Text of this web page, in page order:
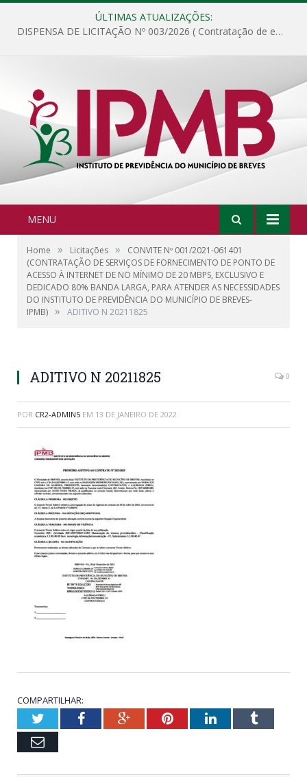
ÚLTIMAS ATUALIZAÇÕES:
DISPENSA DE LICITAÇÃO Nº 003/2026 ( Contratação de empresa para fornecimento de gêneros alimentícios não perecíveis, materiais de expediente, descartáveis, copa e cozinha, para análise e posterior publicação.)
MENU
Home » Licitações »
CONVITE Nº 001/2021-061401
(CONTRATAÇÃO DE SERVIÇOS DE FORNECIMENTO DE PONTO DE
ACESSO À INTERNET DE NO MÍNIMO DE 20 MBPS, EXCLUSIVO E
DEDICADO 80% BANDA LARGA, PARA ATENDER AS NECESSIDADES
DO INSTITUTO DE PREVIDÊNCIA DO MUNICÍPIO DE BREVES-
IPMB) » ADITIVO N 20211825
ADITIVO N 20211825 0
POR CR2-ADMIN5 EM 13 DE JANEIRO DE 2022
COMPARTILHAR:
TwitterFacebookGoogle+PinterestLinkedInTumblr
Email